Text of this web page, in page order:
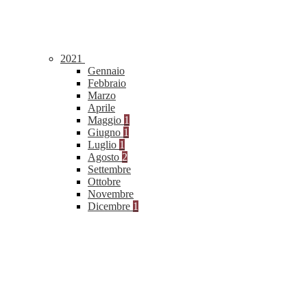
2021
Gennaio
Febbraio
Marzo
Aprile
Maggio 1
Giugno 1
Luglio 1
Agosto 2
Settembre
Ottobre
Novembre
Dicembre 1